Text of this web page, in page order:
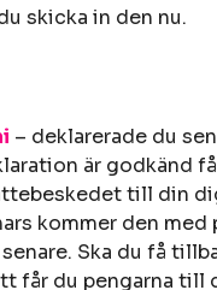
skicka in den nu.
– deklarerade du
är godkänd
till din
kommer den med
Ska du få
får du pengarna till